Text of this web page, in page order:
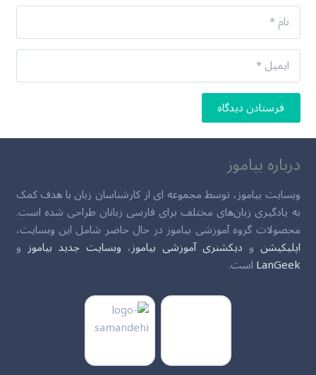
فرستادن دیدگاه
درباره بیاموز
وبسایت بیاموز، توسط مجموعه ای از کارشناسان زبان با هدف کمک
به یادگیری زبان‌های مختلف برای فارسی زبانان طراحی شده است.
محصولات گروه آموزشی بیاموز در حال حاضر شامل این وبسایت،
اپلیکیشن و دیکشنری آموزشی بیاموز، وبسایت جدید بیاموز و
LanGeekاست.